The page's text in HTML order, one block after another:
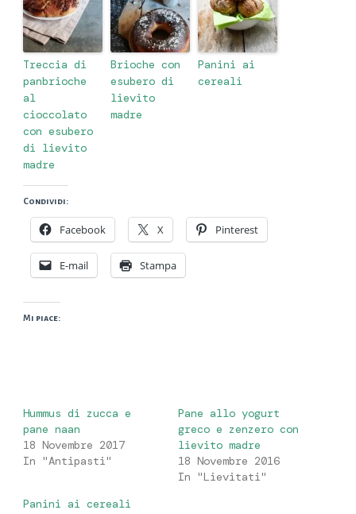
Treccia di
panbrioche
al
cioccolato
con esubero
di lievito
madre
Brioche con
esubero di
lievito
madre
Panini ai
cereali
Condividi:
Facebook X Pinterest
E-mail Stampa
Mi piace:
Hummus di zucca e
pane naan
18 Novembre 2017
In "Antipasti"
Pane allo yogurt
greco e zenzero con
lievito madre
18 Novembre 2016
In "Lievitati"
Panini ai cereali